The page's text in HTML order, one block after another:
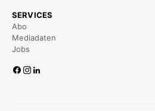
SERVICES
Abo
Mediadaten
Jobs